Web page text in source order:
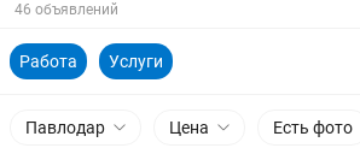
46 объявлений
Работа Услуги
Павлодар Цена Есть фото